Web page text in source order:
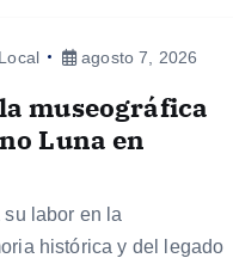
Local agosto 7, 2026
museográfica
Luna en
labor en la
histórica y del legado